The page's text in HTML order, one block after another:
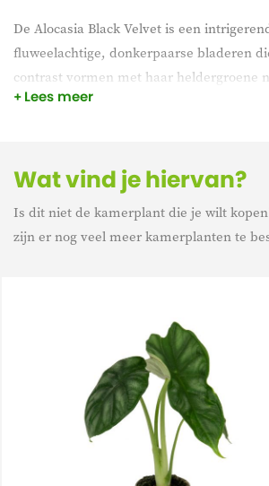
De Alocasia Black Velvet is een
fluweelachtige, donkerpaarse bladeren
contrast vormen met haar heldergroene
textuur en rijke kleuren voegen een
Lees meer
Wat vind je hiervan?
Is dit niet de kamerplant die je wilt
zijn er nog veel meer kamerplanten te